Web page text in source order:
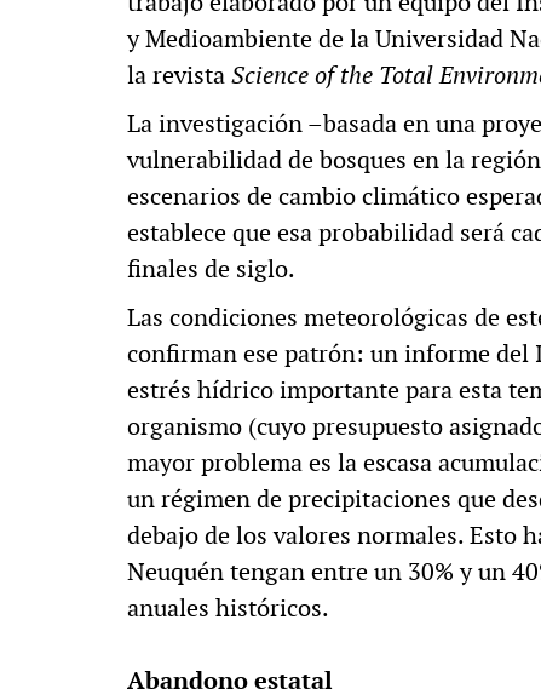
y Medioambiente de la Universidad
la revistaScience of the Total
La investigación –basada en una
vulnerabilidad de bosques en la
escenarios de cambio climático
establece que esa probabilidad será
finales de siglo.
Las condiciones meteorológicas de
confirman ese patrón: un informe del
estrés hídrico importante para esta
organismo (cuyo presupuesto
mayor problema es la escasa
un régimen de precipitaciones que
debajo de los valores normales. Esto
Neuquén tengan entre un 30% y un
anuales históricos.
Abandono estatal